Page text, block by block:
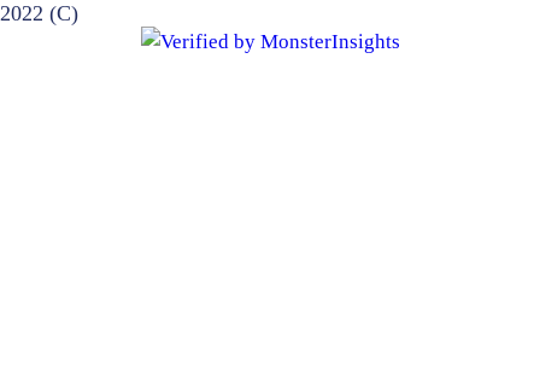
2022 (C)